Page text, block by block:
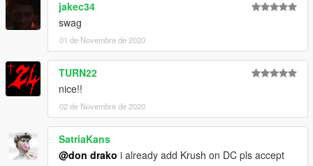
jakec34
swag
01 de Novembre de 2020
TURN22
nice!!
02 de Novembre de 2020
SatriaKans
@don drako i already add Krush on DC pls accept